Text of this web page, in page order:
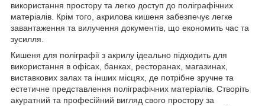
використання простору та легко доступ до поліграфічних
матеріалів. Крім того, акрилова кишеня забезпечує легке
завантаження та вилучення документів, що економить час та
зусилля.
Кишеня для поліграфії з акрилу ідеально підходить для
використання в офісах, банках, ресторанах, магазинах,
виставкових залах та інших місцях, де потрібне зручне та
естетичне представлення поліграфічних матеріалів. Створіть
акуратний та професійний вигляд свого простору за